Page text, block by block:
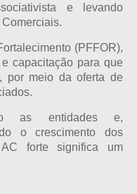
e levando
(PFFOR),
capacitação para que
por meio da oferta de
as entidades e,
o crescimento dos
forte significa um